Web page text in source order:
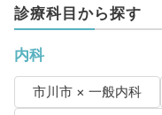
診療科目から探す
内科
市川市 × 一般内科